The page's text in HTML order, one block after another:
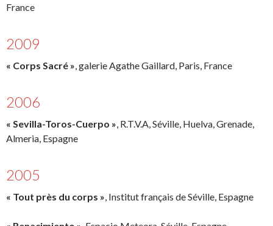
France
2009
« Corps Sacré », galerie Agathe Gaillard, Paris, France
2006
« Sevilla-Toros-Cuerpo », R.T.V.A, Séville, Huelva, Grenade,
Almeria, Espagne
2005
« Tout près du corps », Institut français de Séville, Espagne